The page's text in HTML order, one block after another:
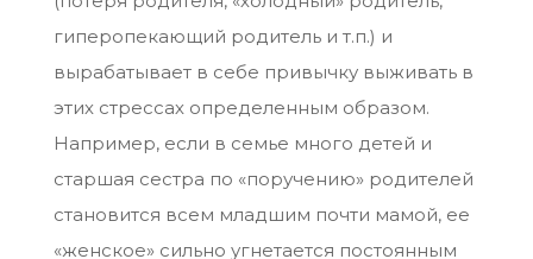
гиперопекающий родитель и т.п.) и
вырабатывает в себе привычку выживать в
этих стрессах определенным образом.
Например, если в семье много детей и
старшая сестра по «поручению» родителей
становится всем младшим почти мамой, ее
«женское» сильно угнетается постоянным